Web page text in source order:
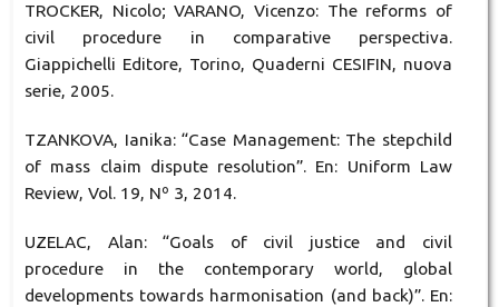
TROCKER, Nicolo; VARANO, Vicenzo: The reforms of
civil procedure in comparative perspectiva.
Giappichelli Editore, Torino, Quaderni CESIFIN, nuova
serie, 2005.
TZANKOVA, Ianika: “Case Management: The stepchild
of mass claim dispute resolution”. En: Uniform Law
Review, Vol. 19, Nº 3, 2014.
UZELAC, Alan: “Goals of civil justice and civil
procedure in the contemporary world, global
developments towards harmonisation (and back)”. En: